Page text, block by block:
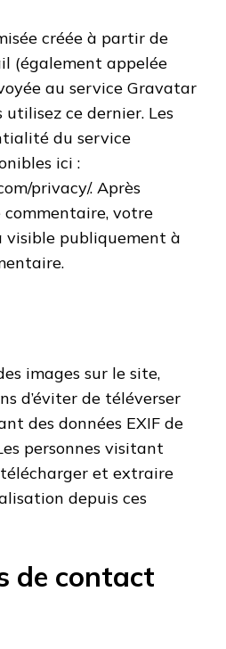
créée à partir de
(également appelée
au service Gravatar
ce dernier. Les
du service
ici :
privacy/. Après
votre
visible publiquement à
images sur le site,
d’éviter de téléverser
des données EXIF de
personnes visitant
et extraire
depuis ces
de contact